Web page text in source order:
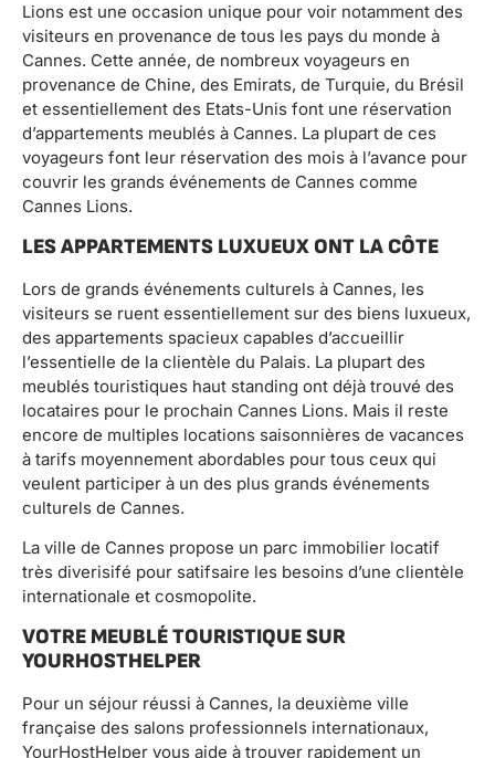
Lions est une occasion unique pour voir notamment des
visiteurs en provenance de tous les pays du monde à
Cannes. Cette année, de nombreux voyageurs en
provenance de Chine, des Emirats, de Turquie, du Brésil
et essentiellement des Etats-Unis font une réservation
d’appartements meublés à Cannes. La plupart de ces
voyageurs font leur réservation des mois à l’avance pour
couvrir les grands événements de Cannes comme
Cannes Lions.
LES APPARTEMENTS LUXUEUX ONT LA CÔTE
Lors de grands événements culturels à Cannes, les
visiteurs se ruent essentiellement sur des biens luxueux,
des appartements spacieux capables d’accueillir
l’essentielle de la clientèle du Palais. La plupart des
meublés touristiques haut standing ont déjà trouvé des
locataires pour le prochain Cannes Lions. Mais il reste
encore de multiples locations saisonnières de vacances
à tarifs moyennement abordables pour tous ceux qui
veulent participer à un des plus grands événements
culturels de Cannes.
La ville de Cannes propose un parc immobilier locatif
très diverisifé pour satifsaire les besoins d’une clientèle
internationale et cosmopolite.
VOTRE MEUBLÉ TOURISTIQUE SUR
YOURHOSTHELPER
Pour un séjour réussi à Cannes, la deuxième ville
française des salons professionnels internationaux,
YourHostHelper vous aide à trouver rapidement un